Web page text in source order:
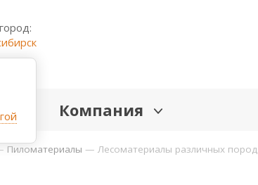
Компания
Пиломатериалы — Лесоматериалы различных пород